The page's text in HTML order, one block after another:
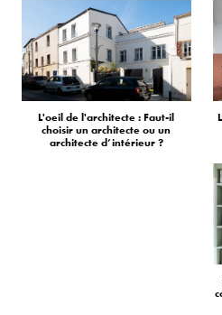
L'oeil de l'architecte : Faut-il
choisir un architecte ou un
architecte d’intérieur ?